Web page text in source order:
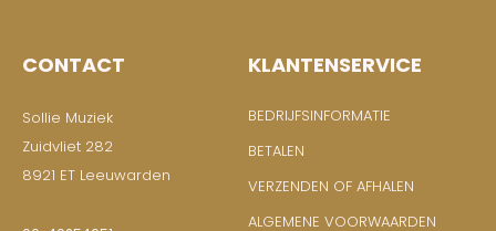
CONTACT
Sollie Muziek
Zuidvliet 282
8921 ET Leeuwarden
KLANTENSERVICE
BEDRIJFSINFORMATIE
BETALEN
VERZENDEN OF AFHALEN
ALGEMENE VOORWAARDEN